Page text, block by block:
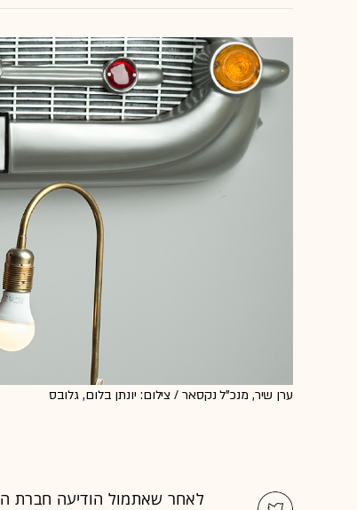
ערן שיר, מנכ"ל נקסאר / צילום: יונתן בלום, גלובס
לאחר שאתמול הודיעה חברת ה